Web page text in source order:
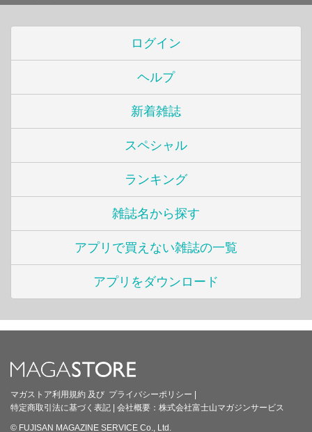
ログイン
ヘルプ
新着雑誌
スペシャル
ランキング
雑誌名から探す
アプリで買えない雑誌の一覧
アプリをダウンロード
マガストア利用規約 及び プライバシーポリシー
特定商取引法に基づく表記
会社概要： 株式会社富士山マガジンサービス
© FUJISAN MAGAZINE SERVICE Co., Ltd.